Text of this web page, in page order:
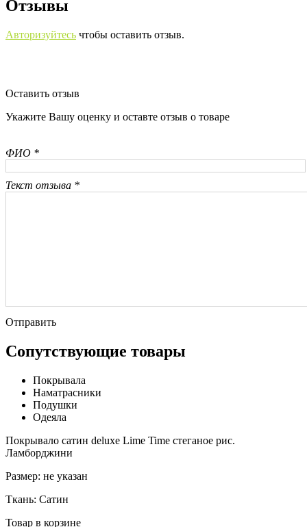
Отзывы
Авторизуйтесь чтобы оставить отзыв.
Оставить отзыв
Укажите Вашу оценку и оставте отзыв о товаре
ФИО *
Текст отзыва *
Отправить
Сопутствующие товары
Покрывала
Наматрасники
Подушки
Одеяла
Покрывало сатин deluxe Lime Time стеганое рис.
Ламборджини
Размер: не указан
Ткань: Сатин
Товар в корзине